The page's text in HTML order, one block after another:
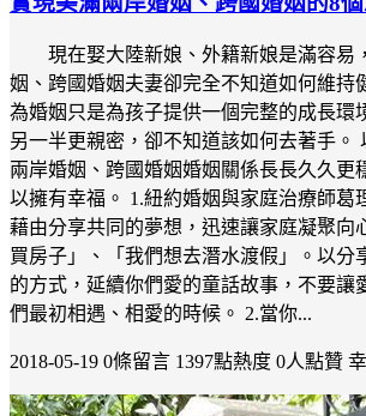
現在娶大陸新娘、外籍新娘是滿容易
姻、跨國婚姻夫妻卻完全不知道如何維持
為婚姻只是為孩子提供一個完整的成長環
另一半更親密，卻不知道該如何去著手。
兩岸婚姻、跨國婚姻婚姻關係長長久久更
以擁有幸福。 1.紐約婚姻與家庭治療師葛
藉由分享共同的夢想，迅速讓家庭凝聚向
買房子」、「我們想去潛水渡假」。以分
的方式，延續你們愛的童話故事，不要讓
們最初相遇、相愛的時候。 2.當你...
2018-05-19 0條留言 1397點熱度 0人點贊